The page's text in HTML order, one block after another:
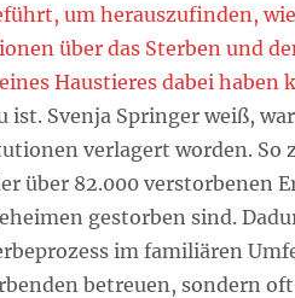
um herauszufinden,
über das Sterben und
Haustieres dabei haben
ist. Svenja Springer weiß,
verlagert worden. So
über 82.000 verstorbenen
gestorben sind.
im familiären
betreuen, sondern